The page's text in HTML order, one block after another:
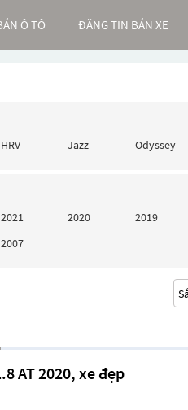
Ô TÔ ĐĂNG TIN BÁN XE
HRV Jazz Odyssey
2021 2020 2019
2007
AT 2020, xe đẹp